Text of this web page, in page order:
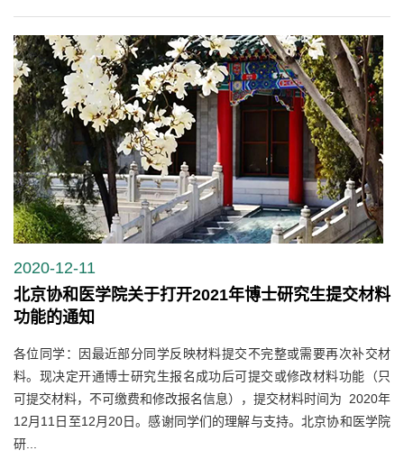
2020-12-11
北京协和医学院关于打开2021年博士研究生提交材料
功能的通知
各位同学：因最近部分同学反映材料提交不完整或需要再次补交材
料。现决定开通博士研究生报名成功后可提交或修改材料功能（只
可提交材料，不可缴费和修改报名信息），提交材料时间为 2020年
12月11日至12月20日。感谢同学们的理解与支持。北京协和医学院
研...